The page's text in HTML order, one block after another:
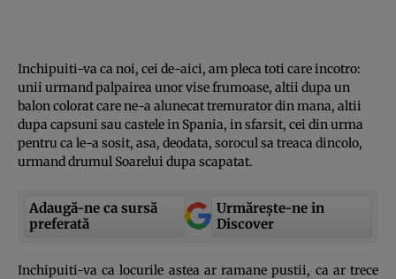
Inchipuiti-va ca noi, cei de-aici, am pleca toti care incotro:
unii urmand palpairea unor vise frumoase, altii dupa un
balon colorat care ne-a alunecat tremurator din mana, altii
dupa capsuni sau castele in Spania, in sfarsit, cei din urma
pentru ca le-a sosit, asa, deodata, sorocul sa treaca dincolo,
urmand drumul Soarelui dupa scapatat.
Adaugă-ne ca sursă
preferată
Urmărește-ne in
Discover
Inchipuiti-va ca locurile astea ar ramane pustii, ca ar trece